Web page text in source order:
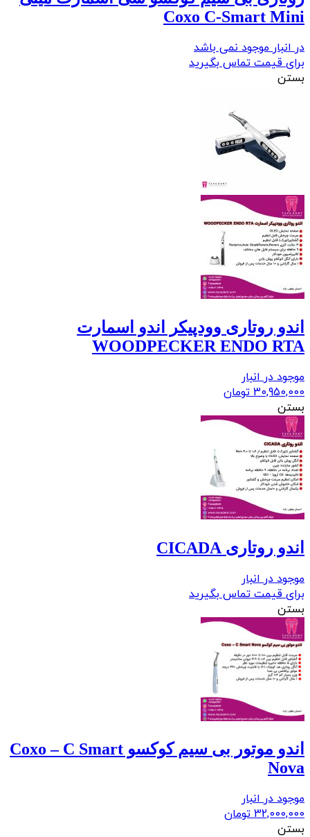
Coxo C-Smart Mini
در انبار موجود نمی باشد
برای قیمت تماس بگیرید
بستن
اندو روتاری وودپیکر اندو اسمارت
WOODPECKER ENDO RTA
موجود در انبار
30,950,000 تومان
بستن
اندو روتاری CICADA
موجود در انبار
برای قیمت تماس بگیرید
بستن
اندو موتور بی سیم کوکسو Coxo – C Smart
Nova
موجود در انبار
32,000,000 تومان
بستن